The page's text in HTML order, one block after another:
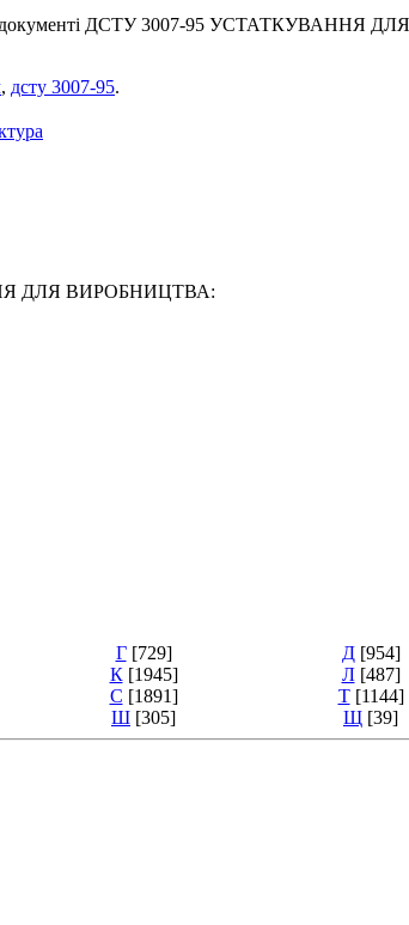
у документі ДСТУ 3007-95 УСТАТКУВАННЯ
, дсту 3007-95.
ДЛЯ ВИРОБНИЦТВА:
Г [729] Д [954]
К [1945] Л [487]
С [1891] Т [1144]
Ш [305] Щ [39]